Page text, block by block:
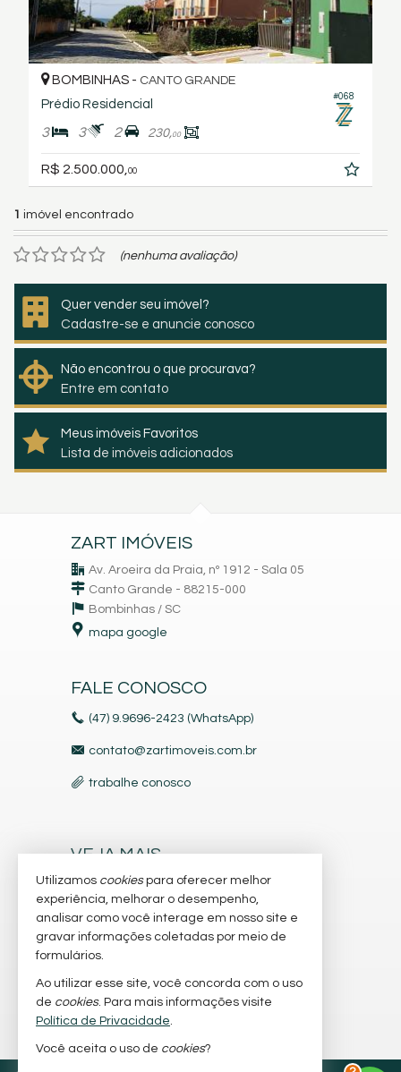
#068
BOMBINHAS - CANTO GRANDE
Prédio Residencial
3 3 2 230,00
R$ 2.500.000, 00
1 imóvel encontrado
(nenhuma avaliação)
Quer vender seu imóvel?
Cadastre-se e anuncie conosco
Não encontrou o que procurava?
Entre em contato
Meus imóveis Favoritos
Lista de imóveis adicionados
ZART IMÓVEIS
Av. Aroeira da Praia, nº 1912 - Sala 05
Canto Grande - 88215-000
Bombinhas / SC
mapa google
FALE CONOSCO
(47) 9.9696-2423 (WhatsApp)
contato@zartimoveis.com.br
trabalhe conosco
VEJA MAIS
receba nosso newsletter
indicadores financeiros
imóveis favoritos
mapa de imóveis
Utilizamos cookiespara oferecer melhor
experiência, melhorar o desempenho,
analisar como você interage em nosso site e
gravar informações coletadas por meio de
formulários.
Ao utilizar esse site, você concorda com o uso
de cookies. Para mais informações visite
Política de Privacidade.
Você aceita o uso de cookies?